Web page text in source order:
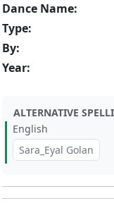
Dance Name:
Type:
By:
Year:
ALTERNATIVE
English
Sara_Eyal Golan